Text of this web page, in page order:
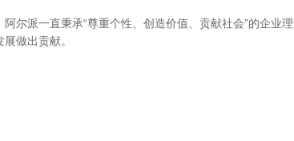
阿尔派一直秉承“尊重个性、创造价值、贡献社会”的企业
做出贡献。